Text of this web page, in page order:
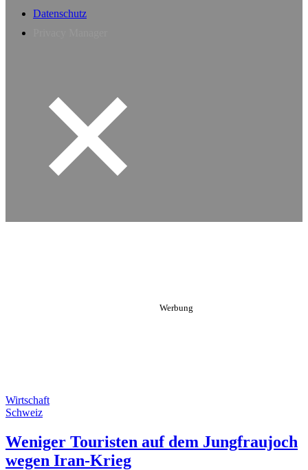
Datenschutz
Wirtschaft
Schweiz
Weniger Touristen auf dem Jungfraujoch
wegen Iran-Krieg